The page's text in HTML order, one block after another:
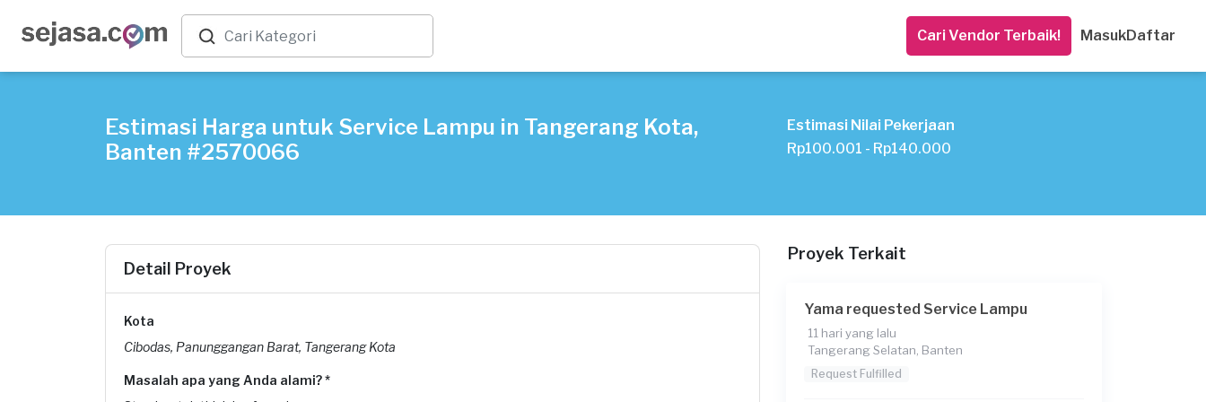
Cari Vendor Terbaik! MasukDaftar
Estimasi Harga untuk Service Lampu in Tangerang Kota,
Banten #2570066
Estimasi Nilai Pekerjaan
Rp100.001 - Rp140.000
Detail Proyek
Kota
Cibodas, Panunggangan Barat, Tangerang Kota
Masalah apa yang Anda alami? *
Proyek Terkait
Yama requested Service Lampu
11 hari yang lalu
Tangerang Selatan, Banten
Request Fulfilled